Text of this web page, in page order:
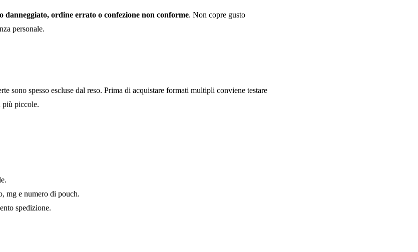
danneggiato, ordine errato o confezione non conforme. Non copre gusto
personale.
sono spesso escluse dal reso. Prima di acquistare formati multipli conviene testare
più piccole.
mg e numero di pouch.
spedizione.